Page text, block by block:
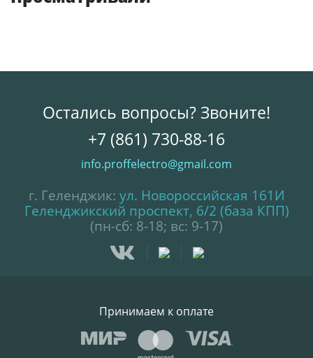
Остались вопросы? Звоните!
+7 (861) 730-88-16
info.proffelectro@gmail.com
г. Геленджик: ул. Новороссийская 161И
Геленджикский проспект, 6/2 (база КПП)
(пн-сб: 8-18; вс: 9-17)
Принимаем к оплате